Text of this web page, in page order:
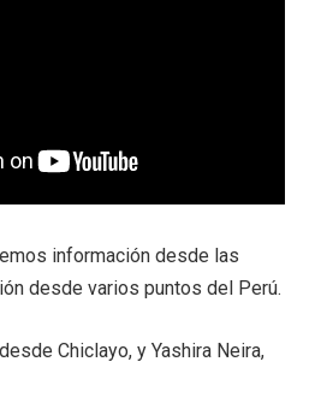
información desde las
desde varios puntos del Perú.
Chiclayo, y Yashira Neira,